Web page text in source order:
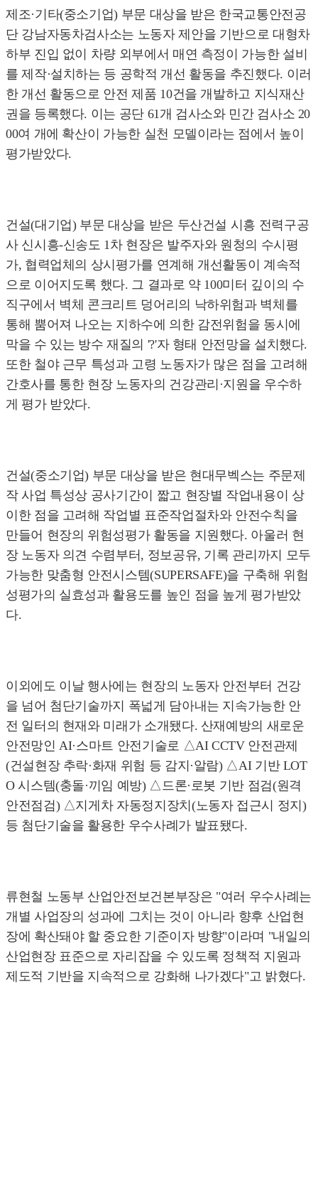
제조·기타(중소기업) 부문 대상을 받은 한국교통안전공
단 강남자동차검사소는 노동자 제안을 기반으로 대형차
하부 진입 없이 차량 외부에서 매연 측정이 가능한 설비
를 제작·설치하는 등 공학적 개선 활동을 추진했다. 이러
한 개선 활동으로 안전 제품 10건을 개발하고 지식재산
권을 등록했다. 이는 공단 61개 검사소와 민간 검사소 20
00여 개에 확산이 가능한 실천 모델이라는 점에서 높이
평가받았다.
건설(대기업) 부문 대상을 받은 두산건설 시흥 전력구공
사 신시흥-신송도 1차 현장은 발주자와 원청의 수시평
가, 협력업체의 상시평가를 연계해 개선활동이 계속적
으로 이어지도록 했다. 그 결과로 약 100미터 깊이의 수
직구에서 벽체 콘크리트 덩어리의 낙하위험과 벽체를
통해 뿜어져 나오는 지하수에 의한 감전위험을 동시에
막을 수 있는 방수 재질의 '?'자 형태 안전망을 설치했다.
또한 철야 근무 특성과 고령 노동자가 많은 점을 고려해
간호사를 통한 현장 노동자의 건강관리·지원을 우수하
게 평가 받았다.
건설(중소기업) 부문 대상을 받은 현대무벡스는 주문제
작 사업 특성상 공사기간이 짧고 현장별 작업내용이 상
이한 점을 고려해 작업별 표준작업절차와 안전수칙을
만들어 현장의 위험성평가 활동을 지원했다. 아울러 현
장 노동자 의견 수렴부터, 정보공유, 기록 관리까지 모두
가능한 맞춤형 안전시스템(SUPERSAFE)을 구축해 위험
성평가의 실효성과 활용도를 높인 점을 높게 평가받았
다.
이외에도 이날 행사에는 현장의 노동자 안전부터 건강
을 넘어 첨단기술까지 폭넓게 담아내는 지속가능한 안
전 일터의 현재와 미래가 소개됐다. 산재예방의 새로운
안전망인 AI·스마트 안전기술로 △AI CCTV 안전관제
(건설현장 추락·화재 위험 등 감지·알람) △AI 기반 LOT
O 시스템(충돌·끼임 예방) △드론·로봇 기반 점검(원격
안전점검) △지게차 자동정지장치(노동자 접근시 정지)
등 첨단기술을 활용한 우수사례가 발표됐다.
류현철 노동부 산업안전보건본부장은 "여러 우수사례는
개별 사업장의 성과에 그치는 것이 아니라 향후 산업현
장에 확산돼야 할 중요한 기준이자 방향"이라며 "내일의
산업현장 표준으로 자리잡을 수 있도록 정책적 지원과
제도적 기반을 지속적으로 강화해 나가겠다"고 밝혔다.